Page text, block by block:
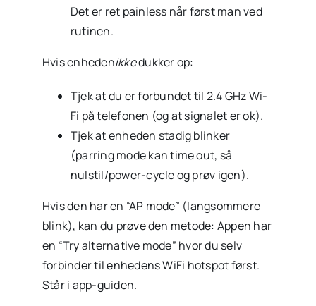
Det er ret painless når først man ved
rutinen.
Hvis enhedenikkedukker op:
Tjek at du er forbundet til 2.4 GHz Wi-
Fi på telefonen (og at signalet er ok).
Tjek at enheden stadig blinker
(parring mode kan time out, så
nulstil/power-cycle og prøv igen).
Hvis den har en “AP mode” (langsommere
blink), kan du prøve den metode: Appen har
en “Try alternative mode” hvor du selv
forbinder til enhedens WiFi hotspot først.
Står i app-guiden.